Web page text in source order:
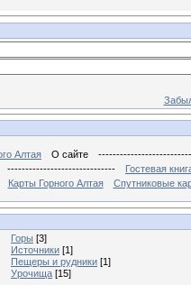
Алтая О сайте
------------------------------
Гостевая
Карты Горного Алтая Спутниковые
Горы [3]
Источники [1]
Пещеры и рудники [1]
Урочища [15]